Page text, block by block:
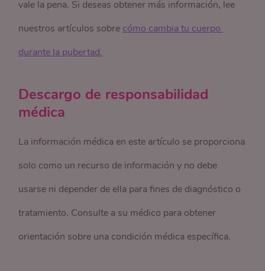
vale la pena. Si deseas obtener más información, lee
nuestros artículos sobre cómo cambia tu cuerpo
durante la pubertad.
Descargo de responsabilidad
médica
La información médica en este artículo se proporciona
solo como un recurso de información y no debe
usarse ni depender de ella para fines de diagnóstico o
tratamiento. Consulte a su médico para obtener
orientación sobre una condición médica específica.